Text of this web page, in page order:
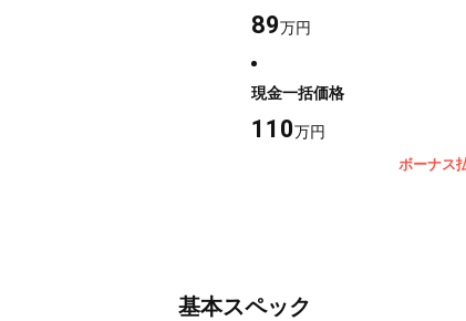
89万円
現金一括価格
110万円
ボーナス
基本スペック